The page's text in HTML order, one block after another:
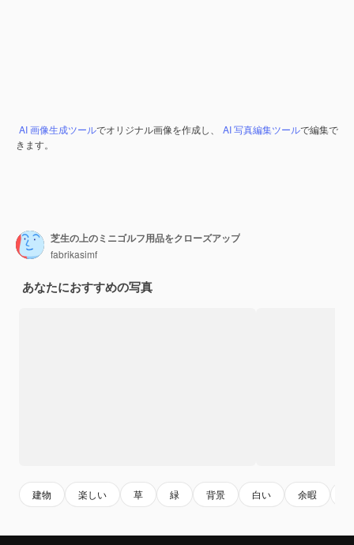
AI 画像生成ツールでオリジナル画像を作成し、 AI 写真編集ツールで編集で
きます。
芝生の上のミニゴルフ用品をクローズアップ
fabrikasimf
あなたにおすすめの写真
建物 楽しい 草 緑 背景 白い 余暇